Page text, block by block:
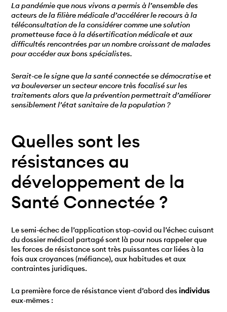
La pandémie que nous vivons a permis à l’ensemble des
acteurs de la filière médicale d’accélérer le recours à la
téléconsultation de la considérer comme une solution
prometteuse face à la désertification médicale et aux
difficultés rencontrées par un nombre croissant de malades
pour accéder aux bons spécialistes.
Serait-ce le signe que la santé connectée se démocratise et
va bouleverser un secteur encore très focalisé sur les
traitements alors que la prévention permettrait d’améliorer
sensiblement l’état sanitaire de la population ?
Quelles sont les
résistances au
développement de la
Santé Connectée ?
Le semi-échec de l’application stop-covid ou l’échec cuisant
du dossier médical partagé sont là pour nous rappeler que
les forces de résistance sont très puissantes car liées à la
fois aux croyances (méfiance), aux habitudes et aux
contraintes juridiques.
La première force de résistance vient d’abord desindividus
eux-mêmes :